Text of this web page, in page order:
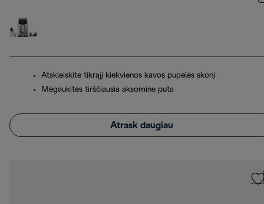
Atskleiskite tikrąjį kiekvienos kavos pupelės skonį
Mėgaukitės tirščiausia aksomine puta
Atrask daugiau